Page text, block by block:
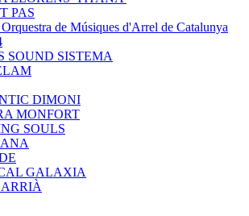
PAS
de Músiques d'Arrel de Catalunya
SOUND SISTEMA
DIMONI
MONFORT
SOULS
GALAXIA